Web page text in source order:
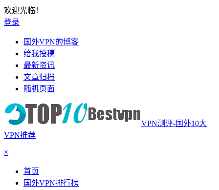
欢迎光临！
登录
国外VPN的博客
给我投稿
最新资讯
文章归档
随机页面
VPN测评-国外10大
VPN推荐
×
首页
国外VPN排行榜